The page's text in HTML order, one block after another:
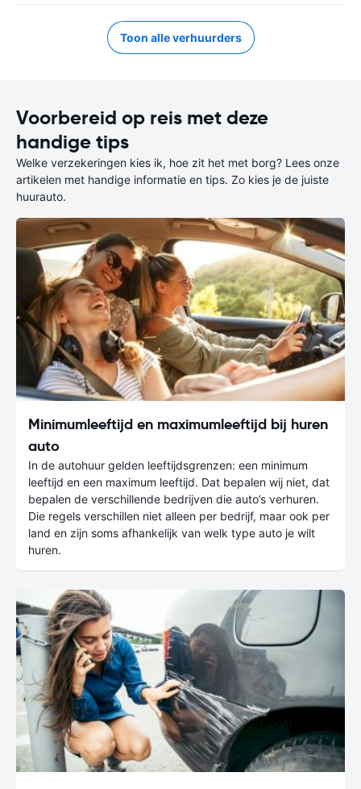
Toon alle verhuurders
Voorbereid op reis met deze
handige tips
Welke verzekeringen kies ik, hoe zit het met borg? Lees onze
artikelen met handige informatie en tips. Zo kies je de juiste
huurauto.
Minimumleeftijd en maximumleeftijd bij huren
auto
In de autohuur gelden leeftijdsgrenzen: een minimum
leeftijd en een maximum leeftijd. Dat bepalen wij niet, dat
bepalen de verschillende bedrijven die auto’s verhuren.
Die regels verschillen niet alleen per bedrijf, maar ook per
land en zijn soms afhankelijk van welk type auto je wilt
huren.